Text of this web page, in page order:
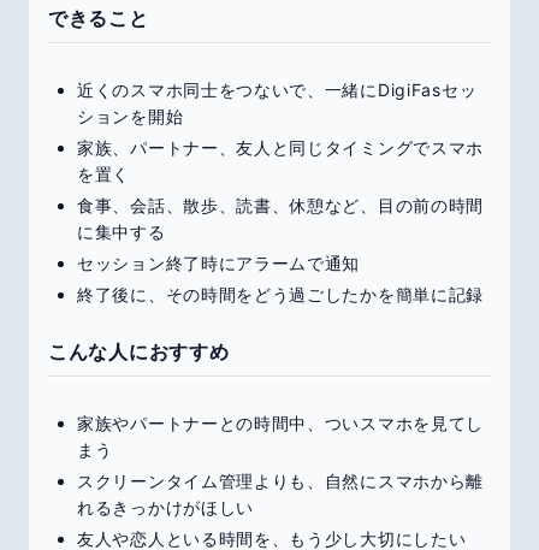
できること
近くのスマホ同士をつないで、一緒にDigiFasセッ
ションを開始
家族、パートナー、友人と同じタイミングでスマホ
を置く
食事、会話、散歩、読書、休憩など、目の前の時間
に集中する
セッション終了時にアラームで通知
終了後に、その時間をどう過ごしたかを簡単に記録
こんな人におすすめ
家族やパートナーとの時間中、ついスマホを見てし
まう
スクリーンタイム管理よりも、自然にスマホから離
れるきっかけがほしい
友人や恋人といる時間を、もう少し大切にしたい